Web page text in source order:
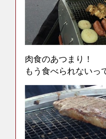
肉食のあつまり！
もう食べられないっ